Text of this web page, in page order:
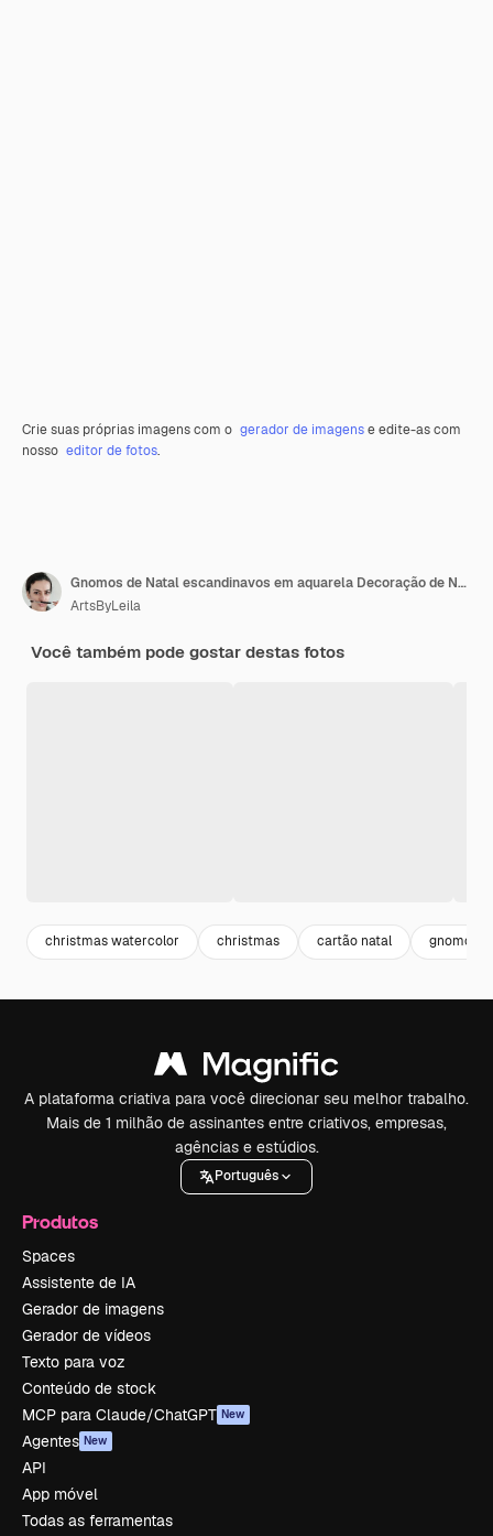
Crie suas próprias imagens com o gerador de imagense edite-as com
nosso editor de fotos.
Gnomos de Natal escandinavos em aquarela Decoração de Natal e personagens
ArtsByLeila
Você também pode gostar destas fotos
christmas watercolor christmas cartão natal gnomo
A plataforma criativa para você direcionar seu melhor trabalho.
Mais de 1 milhão de assinantes entre criativos, empresas,
agências e estúdios.
Português
Produtos
Spaces
Assistente de IA
Gerador de imagens
Gerador de vídeos
Texto para voz
Conteúdo de stock
MCP para Claude/ChatGPT New
Agentes New
API
App móvel
Todas as ferramentas